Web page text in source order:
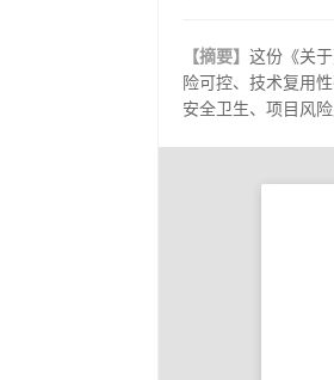
【摘要】 这份《关
险可控、技术复用
安全卫生、项目风